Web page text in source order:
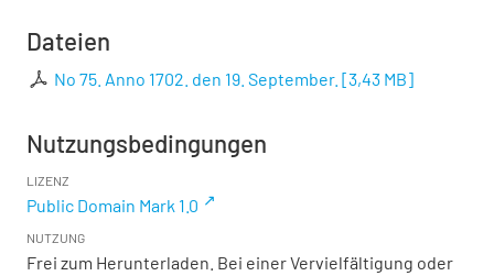
Dateien
No 75. Anno 1702. den 19. September. [3,43 MB]
Nutzungsbedingungen
LIZENZ
Public Domain Mark 1.0
NUTZUNG
Frei zum Herunterladen. Bei einer Vervielfältigung oder